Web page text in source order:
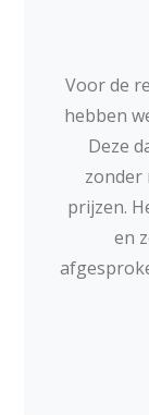
Voor de
hebben
Deze
zonder
prijzen.
en